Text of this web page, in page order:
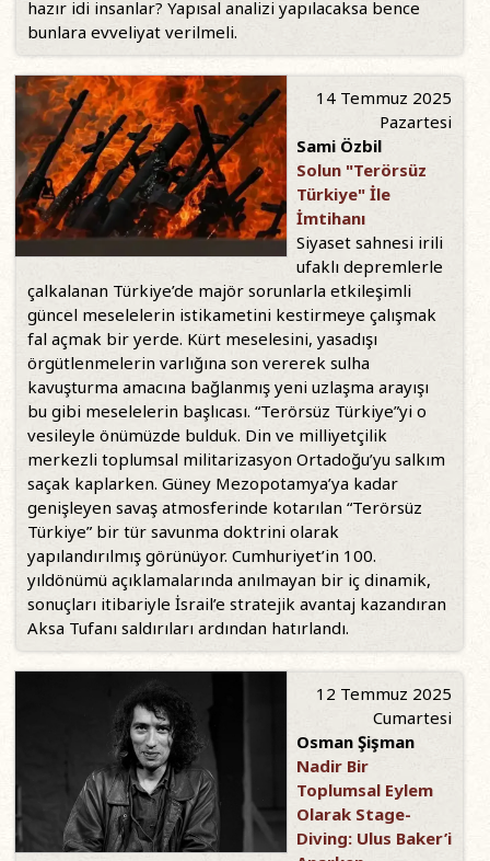
hazır idi insanlar? Yapısal analizi yapılacaksa bence
bunlara evveliyat verilmeli.
14 Temmuz 2025
Pazartesi
Sami Özbil
Solun "Terörsüz
Türkiye" İle
İmtihanı
Siyaset sahnesi irili
ufaklı depremlerle
çalkalanan Türkiye’de majör sorunlarla etkileşimli
güncel meselelerin istikametini kestirmeye çalışmak
fal açmak bir yerde. Kürt meselesini, yasadışı
örgütlenmelerin varlığına son vererek sulha
kavuşturma amacına bağlanmış yeni uzlaşma arayışı
bu gibi meselelerin başlıcası. “Terörsüz Türkiye”yi o
vesileyle önümüzde bulduk. Din ve milliyetçilik
merkezli toplumsal militarizasyon Ortadoğu’yu salkım
saçak kaplarken. Güney Mezopotamya’ya kadar
genişleyen savaş atmosferinde kotarılan “Terörsüz
Türkiye” bir tür savunma doktrini olarak
yapılandırılmış görünüyor. Cumhuriyet’in 100.
yıldönümü açıklamalarında anılmayan bir iç dinamik,
sonuçları itibariyle İsrail’e stratejik avantaj kazandıran
Aksa Tufanı saldırıları ardından hatırlandı.
12 Temmuz 2025
Cumartesi
Osman Şişman
Nadir Bir
Toplumsal Eylem
Olarak Stage-
Diving: Ulus Baker’i